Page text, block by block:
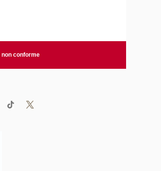
conforme